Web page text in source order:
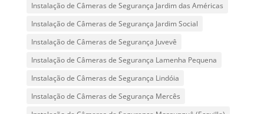
Instalação de Câmeras de Segurança Jardim das Américas
Instalação de Câmeras de Segurança Jardim Social
Instalação de Câmeras de Segurança Juvevê
Instalação de Câmeras de Segurança Lamenha Pequena
Instalação de Câmeras de Segurança Lindóia
Instalação de Câmeras de Segurança Mercês